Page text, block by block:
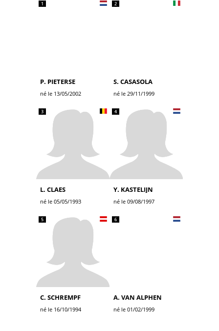
1
P. PIETERSE
né le 13/05/2002
2
S. CASASOLA
né le 29/11/1999
3
L. CLAES
né le 05/05/1993
4
Y. KASTELIJN
né le 09/08/1997
5
C. SCHREMPF
né le 16/10/1994
6
A. VAN ALPHEN
né le 01/02/1999